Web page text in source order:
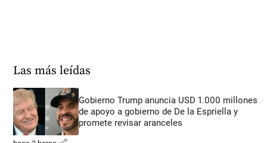
Las más leídas
Gobierno Trump anuncia USD 1.000 millones
de apoyo a gobierno de De la Espriella y
promete revisar aranceles